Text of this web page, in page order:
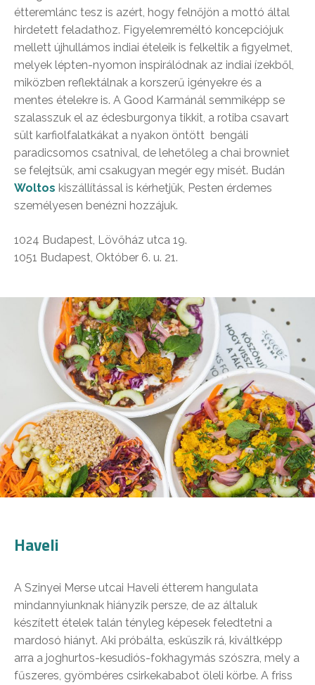
étteremlánc tesz is azért, hogy felnőjön a mottó által
hirdetett feladathoz. Figyelemreméltó koncepciójuk
mellett újhullámos indiai ételeik is felkeltik a figyelmet,
melyek lépten-nyomon inspirálódnak az indiai ízekből,
miközben reflektálnak a korszerű igényekre és a
mentes ételekre is. A Good Karmánál semmiképp se
szalasszuk el az édesburgonya tikkit, a rotiba csavart
sült karfiolfalatkákat a nyakon öntött bengáli
paradicsomos csatnival, de lehetőleg a chai browniet
se felejtsük, ami csakugyan megér egy misét. Budán
Woltos kiszállítással is kérhetjük, Pesten érdemes
személyesen benézni hozzájuk.
1024 Budapest, Lövőház utca 19.
1051 Budapest, Október 6. u. 21.
Haveli
A Szinyei Merse utcai Haveli étterem hangulata
mindannyiunknak hiányzik persze, de az általuk
készített ételek talán tényleg képesek feledtetni a
mardosó hiányt. Aki próbálta, esküszik rá, kiváltképp
arra a joghurtos-kesudiós-fokhagymás szószra, mely a
fűszeres, gyömbéres csirkekababot öleli körbe. A friss